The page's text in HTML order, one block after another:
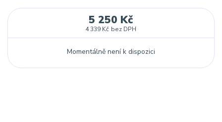
5 250 Kč
4 339 Kč bez DPH
Momentálně není k dispozici